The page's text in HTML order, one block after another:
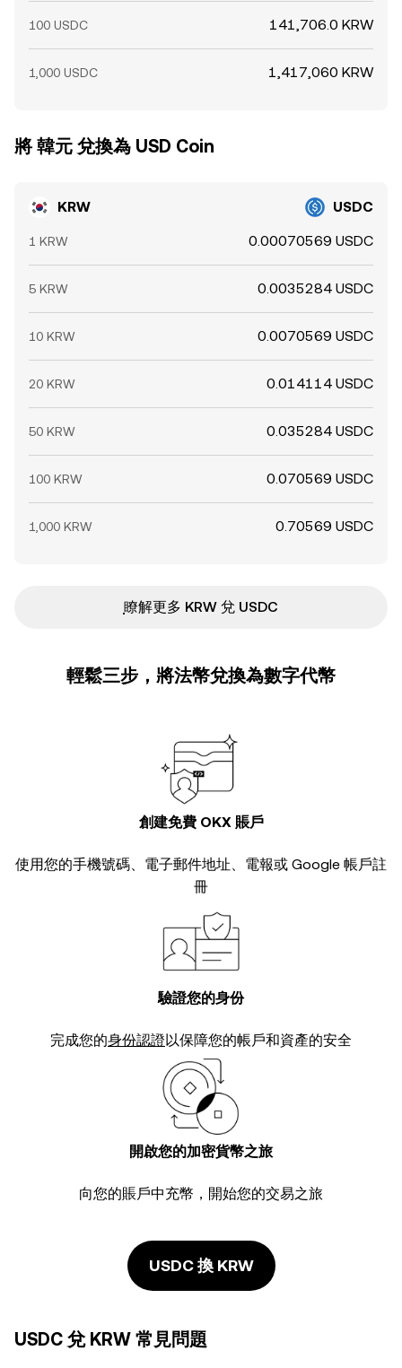
100 USDC 141,706.0 KRW
1,000 USDC 1,417,060 KRW
將 韓元 兌換為 USD Coin
KRW USDC
1 KRW 0.00070569 USDC
5 KRW 0.0035284 USDC
10 KRW 0.0070569 USDC
20 KRW 0.014114 USDC
50 KRW 0.035284 USDC
100 KRW 0.070569 USDC
1,000 KRW 0.70569 USDC
ִִִִִִִִִִִִִִִִִִִִִִִִִִִִִִִִִִִִִִִִִִִִִִִ瞭解更多 KRW 兌 USDC
輕鬆三步，將法幣兌換為數字代幣
創建免費 OKX 賬戶
使用您的手機號碼、電子郵件地址、電報或 Google 帳戶註
冊
驗證您的身份
完成您的身份認證以保障您的帳戶和資產的安全
開啟您的加密貨幣之旅
向您的賬戶中充幣，開始您的交易之旅
USDC 換 KRW
USDC 兌 KRW 常見問題